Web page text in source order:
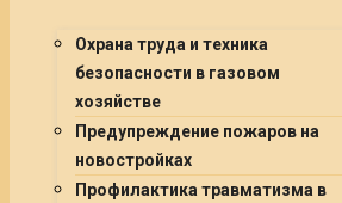
Охрана труда и техника
безопасности в газовом
хозяйстве
Предупреждение пожаров на
новостройках
Профилактика травматизма в